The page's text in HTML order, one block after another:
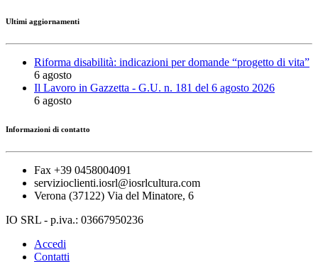
Ultimi aggiornamenti
Riforma disabilità: indicazioni per domande “progetto di vita”
6 agosto
Il Lavoro in Gazzetta - G.U. n. 181 del 6 agosto 2026
6 agosto
Informazioni di contatto
Fax +39 0458004091
servizioclienti.iosrl@iosrlcultura.com
Verona (37122) Via del Minatore, 6
IO SRL - p.iva.: 03667950236
Accedi
Contatti